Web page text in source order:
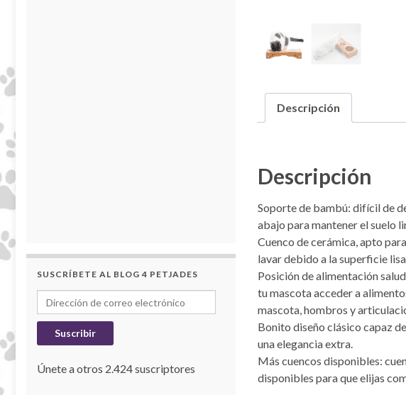
SUSCRÍBETE AL BLOG 4 PETJADES
Dirección de correo electrónico
Suscribir
Únete a otros 2.424 suscriptores
Descripción
Descripción
Soporte de bambú: difícil de
abajo para mantener el suelo
Cuenco de cerámica, apto
lavar debido a la superficie
Posición de alimentación
tu mascota acceder a
mascota, hombros y
Bonito diseño clásico capaz
una elegancia extra.
Más cuencos disponibles:
disponibles para que elijas